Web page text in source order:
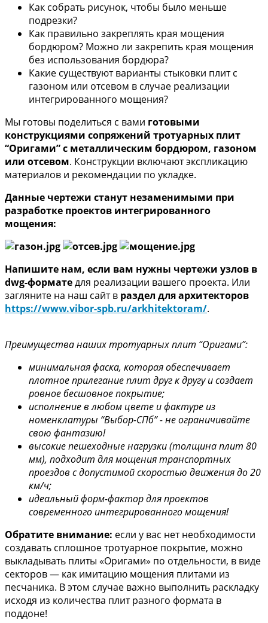
Как собрать рисунок, чтобы было меньше
подрезки?
Как правильно закреплять края мощения
бордюром? Можно ли закрепить края мощения
без использования бордюра?
Какие существуют варианты стыковки плит с
газоном или отсевом в случае реализации
интегрированного мощения?
Мы готовы поделиться с вами готовыми
конструкциями сопряжений тротуарных плит
“Оригами” с металлическим бордюром, газоном
или отсевом. Конструкции включают экспликацию
материалов и рекомендации по укладке.
Данные чертежи станут незаменимыми при
разработке проектов интегрированного
мощения:
Напишите нам, если вам нужны чертежи узлов в
dwg-форматедля реализации вашего проекта. Или
загляните на наш сайт в раздел для архитекторов
https://www.vibor-spb.ru/arkhitektoram/.
Преимущества наших тротуарных плит “Оригами”:
минимальная фаска, которая обеспечивает
плотное прилегание плит друг к другу и создает
ровное бесшовное покрытие;
исполнение в любом цвете и фактуре из
номенклатуры “Выбор-СПб” - не ограничивайте
свою фантазию!
высокие пешеходные нагрузки (толщина плит 80
мм), подходит для мощения транспортных
проездов с допустимой скоростью движения до 20
км/ч;
идеальный форм-фактор для проектов
современного интегрированного мощения!
Обратите внимание: если у вас нет необходимости
создавать сплошное тротуарное покрытие, можно
выкладывать плиты «Оригами» по отдельности, в виде
секторов — как имитацию мощения плитами из
песчаника. В этом случае важно выполнить раскладку
исходя из количества плит разного формата в
поддоне!